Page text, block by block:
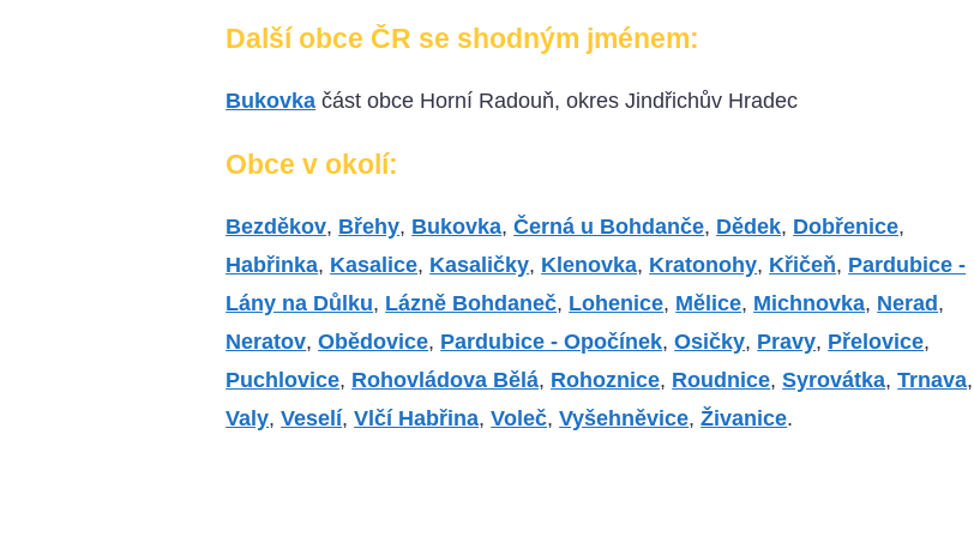
Další obce ČR se shodným jménem:
Bukovka část obce Horní Radouň, okres Jindřichův Hradec
Obce v okolí:
Bezděkov, Břehy, Bukovka,Černá u Bohdanče, Dědek, Dobřenice,
Habřinka, Kasalice, Kasaličky, Klenovka, Kratonohy, Křičeň, Pardubice -
Lány na Důlku, Lázně Bohdaneč, Lohenice, Mělice, Michnovka, Nerad,
Neratov,Obědovice, Pardubice - Opočínek,Osičky, Pravy, Přelovice,
Puchlovice, Rohovládova Bělá, Rohoznice, Roudnice,Syrovátka,Trnava,
Valy,Veselí,Vlčí Habřina,Voleč,Vyšehněvice,Živanice.